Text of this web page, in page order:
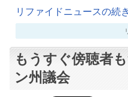
リファイドニュースの続
もうすぐ傍聴者
ン州議会